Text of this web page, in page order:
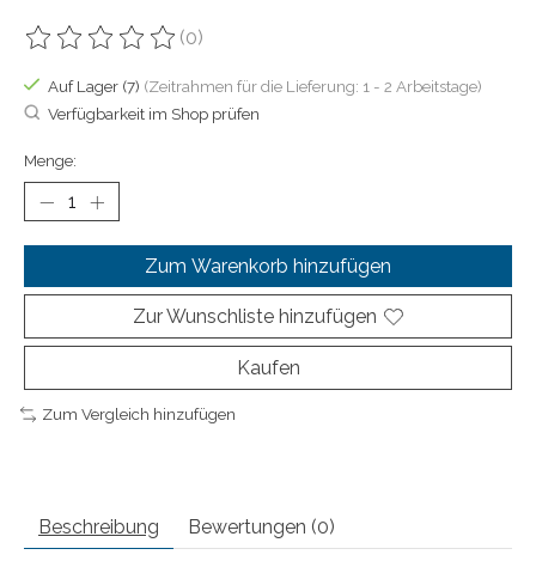
Die Bewertung dieses Produkts ist
(0)
Auf Lager (7) (Zeitrahmen für die Lieferung: 1 - 2 Arbeitstage)
Verfügbarkeit im Shop prüfen
Menge:
Zum Warenkorb hinzufügen
Zur Wunschliste hinzufügen
Kaufen
Zum Vergleich hinzufügen
Beschreibung Bewertungen (0)